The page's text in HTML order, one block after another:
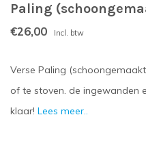
Paling
€26,00 Incl. btw
Verse Paling
of te stoven. de ingewanden
klaar! Lees meer..